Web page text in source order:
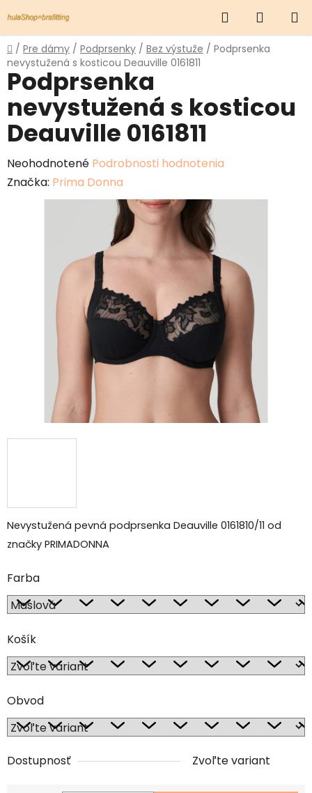
na
obsah
Hľadať
KOŠÍK
Domov
/ Pre dámy / Podprsenky / Bez výstuže / Podprsenka
nevystužená s kosticou Deauville 0161811
Nevystužená pevná podprsenka Deauville 0161810/11 od
značky PRIMADONNA
Farba
Košík
Obvod
Dostupnosť Zvoľte variant
Podprsenka
nevystužená s kosticou
Deauville 0161811
Priemerné
hodnotenie
produktu
hviezdičiek.
Neohodnotené Podrobnosti hodnotenia
Značka: Prima Donna